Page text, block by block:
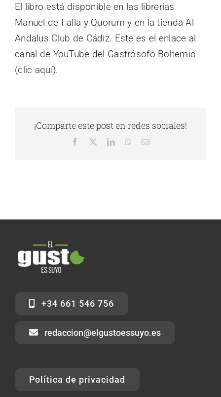
El libro está disponible en las librerías
Manuel de Falla y Quorum y en la tienda Al
Andalus Club de Cádiz. Este es el enlace al
canal de YouTube del Gastrósofo Bohemio
(clic aquí).
¡Comparte este post en redes sociales!
Facebook LinkedInWhatsApp
Correo
+34 661 546 756
redaccion@elgustoessuyo.es
Política de privacidad